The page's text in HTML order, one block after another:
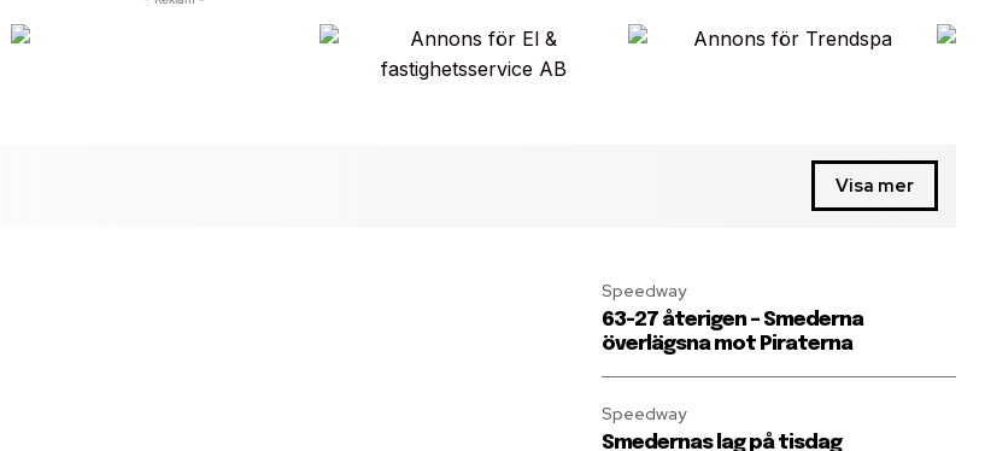
Visa mer
Speedway
63-27 återigen – Smederna
överlägsna mot Piraterna
Speedway
Smedernas lag på tisdag